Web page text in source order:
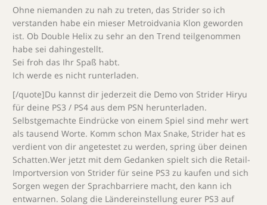
Ohne niemanden zu nah zu treten, das Strider so ich
verstanden habe ein mieser Metroidvania Klon geworden
ist. Ob Double Helix zu sehr an den Trend teilgenommen
habe sei dahingestellt.
Sei froh das Ihr Spaß habt.
Ich werde es nicht runterladen.
[/quote]Du kannst dir jederzeit die Demo von Strider Hiryu
für deine PS3 / PS4 aus dem PSN herunterladen.
Selbstgemachte Eindrücke von einem Spiel sind mehr wert
als tausend Worte. Komm schon Max Snake, Strider hat es
verdient von dir angetestet zu werden, spring über deinen
Schatten.Wer jetzt mit dem Gedanken spielt sich die Retail-
Importversion von Strider für seine PS3 zu kaufen und sich
Sorgen wegen der Sprachbarriere macht, den kann ich
entwarnen. Solang die Ländereinstellung eurer PS3 auf